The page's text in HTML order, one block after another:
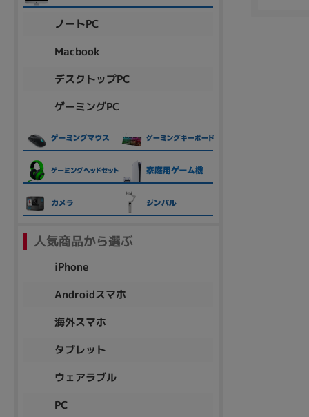
ノートPC
Macbook
デスクトップPC
ゲーミングPC
人気商品から選ぶ
iPhone
Androidスマホ
海外スマホ
タブレット
ウェアラブル
PC
容量
~
円 ～
各項目のチェックボックスは「or検索」となります。